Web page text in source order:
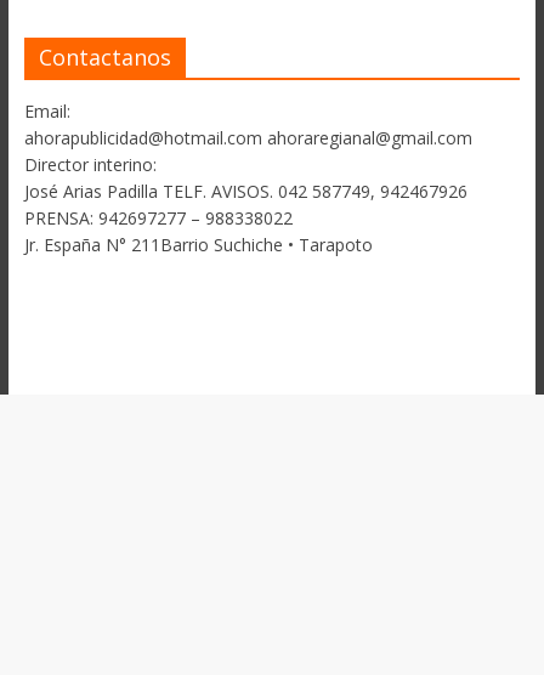
Contactanos
Email:
ahorapublicidad@hotmail.com ahoraregianal@gmail.com
Director interino:
José Arias Padilla TELF. AVISOS. 042 587749, 942467926
PRENSA: 942697277 – 988338022
Jr. España N° 211Barrio Suchiche • Tarapoto